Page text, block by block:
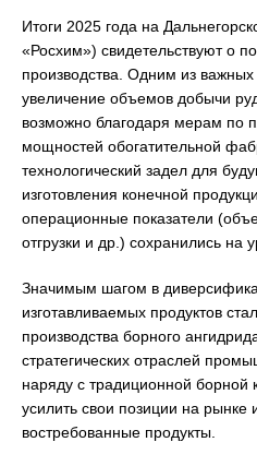
Итоги 2025 года на
«Росхим») свидетельствуют о
производства. Одним из
увеличение объемов добычи
возможно благодаря мерам по
мощностей обогатительной
технологический задел для
изготовления конечной
операционные показатели
отгрузки и др.) сохранились на
Значимым шагом в
изготавливаемых продуктов
производства борного
стратегических отраслей
наряду с традиционной борной
усилить свои позиции на рынке
востребованные продукты.